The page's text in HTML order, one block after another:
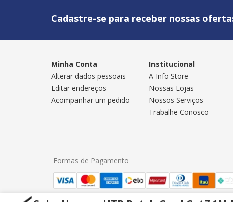
Cadastre-se para receber nossas
Minha Conta
Alterar dados pessoais
Editar endereços
Acompanhar um pedido
Institucional
A Info Store
Nossas Lojas
Nossos Serviços
Trabalhe Conosco
Formas de Pagamento